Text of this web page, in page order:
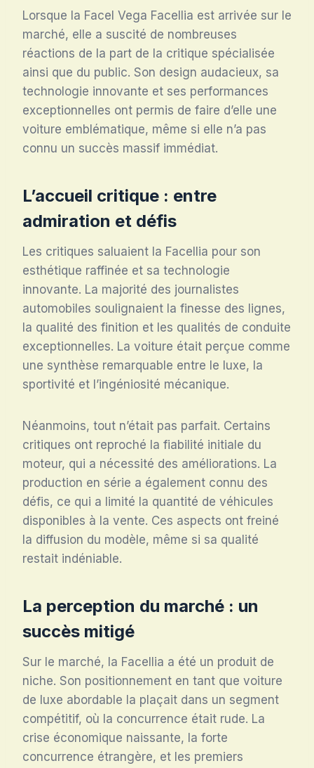
Lorsque la Facel Vega Facellia est arrivée sur le
marché, elle a suscité de nombreuses
réactions de la part de la critique spécialisée
ainsi que du public. Son design audacieux, sa
technologie innovante et ses performances
exceptionnelles ont permis de faire d’elle une
voiture emblématique, même si elle n’a pas
connu un succès massif immédiat.
L’accueil critique : entre
admiration et défis
Les critiques saluaient la Facellia pour son
esthétique raffinée et sa technologie
innovante. La majorité des journalistes
automobiles soulignaient la finesse des lignes,
la qualité des finition et les qualités de conduite
exceptionnelles. La voiture était perçue comme
une synthèse remarquable entre le luxe, la
sportivité et l’ingéniosité mécanique.
Néanmoins, tout n’était pas parfait. Certains
critiques ont reproché la fiabilité initiale du
moteur, qui a nécessité des améliorations. La
production en série a également connu des
défis, ce qui a limité la quantité de véhicules
disponibles à la vente. Ces aspects ont freiné
la diffusion du modèle, même si sa qualité
restait indéniable.
La perception du marché : un
succès mitigé
Sur le marché, la Facellia a été un produit de
niche. Son positionnement en tant que voiture
de luxe abordable la plaçait dans un segment
compétitif, où la concurrence était rude. La
crise économique naissante, la forte
concurrence étrangère, et les premiers